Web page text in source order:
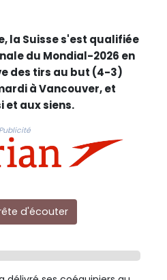
la Suisse s'est qualifiée
du Mondial-2026 en
des tirs au but (4-3)
à Vancouver, et
et aux siens.
Publicité
d'écouter